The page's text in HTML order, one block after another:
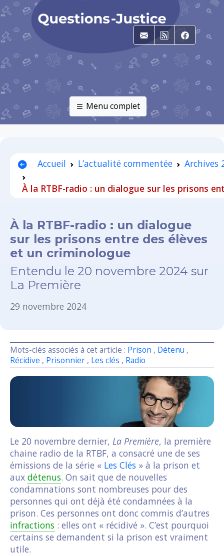
E-mailRSS
Menu complet
Accueil L’actualité commentée Archives
À la RTBF-radio : un dialogue sur les prisons
À la RTBF-radio : un dialogue
sur les prisons entre des élèves
et un criminologue
Entendu le 20 novembre 2024 sur
La Première
29 novembre 2024
Mots-clés associés à cet article : Prison , Détenu ,
Récidive , Prisonnier , Les clés , Radio
Le 20 novembre dernier, La Première, la première
chaine radio de la RTBF, a consacré une de ses
émissions de la série « Les Clés » à la prison et
aux détenus. On sait que de nouvelles
condamnations sont nombreuses pour des
personnes qui ont déjà été condamnées à la
prison. Ces personnes ont donc commis d’autres
infractions : elles ont « récidivé ». C’est pourquoi
certains se demandent si la prison est vraiment
utile.